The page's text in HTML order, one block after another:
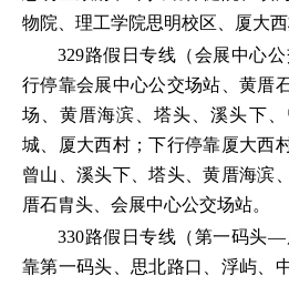
物院、理工学院思明校区、厦大
329路假日专线（会展中心
行停靠会展中心公交场站、黄厝
场、黄厝海滨、塔头、溪头下
城、厦大西村；下行停靠厦大西
曾山、溪头下、塔头、黄厝海滨
厝石胄头、会展中心公交场站。
330路假日专线（第一码头
靠第一码头、思北路口、浮屿、